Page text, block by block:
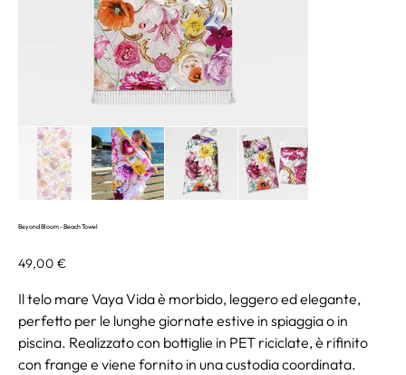
Beyond Bloom - Beach Towel
Prezzo
49,00 €
Il telo mare Vaya Vida è morbido, leggero ed elegante,
perfetto per le lunghe giornate estive in spiaggia o in
piscina. Realizzato con bottiglie in PET riciclate, è rifinito
con frange e viene fornito in una custodia coordinata.